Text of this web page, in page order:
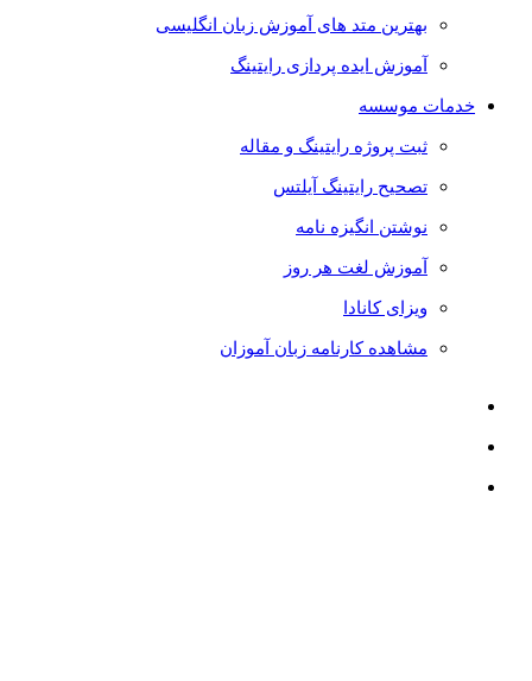
بهترین متد های آموزش زبان انگلیسی
آموزش ایده پردازی رایتینگ
خدمات موسسه
ثبت پروژه رایتینگ و مقاله
تصحیح رایتینگ آیلتس
نوشتن انگیزه نامه
آموزش لغت هر روز
ویزای کانادا
مشاهده کارنامه زبان آموزان